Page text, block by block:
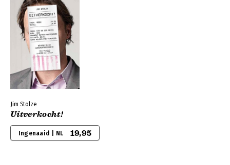
Jim Stolze
Uitverkocht!
Ingenaaid | NL 19,95